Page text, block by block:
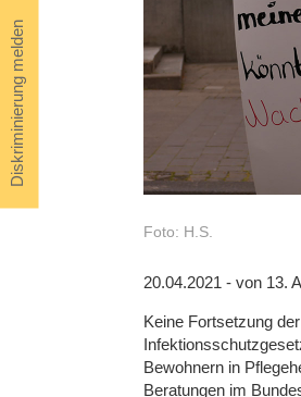
Diskriminierung melden
Foto: H.S.
20.04.2021 - von 13.
Keine Fortsetzung
Bewohnern in
Beratungen im